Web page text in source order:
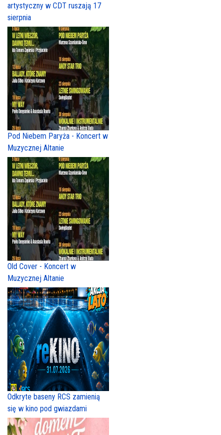
artystyczny w CDT ruszają 17
sierpnia
Pod Niebem Paryża - Koncert w
Muzycznej Altanie
Old Cover - Koncert w
Muzycznej Altanie
Odkryte baseny RCS zamienią
się w kino pod gwiazdami